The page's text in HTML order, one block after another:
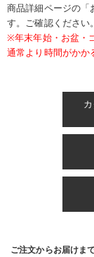
商品詳細ページの「
す。ご確認ください。
※年末年始・お盆・
通常より時間がかか
ご注文からお届けま